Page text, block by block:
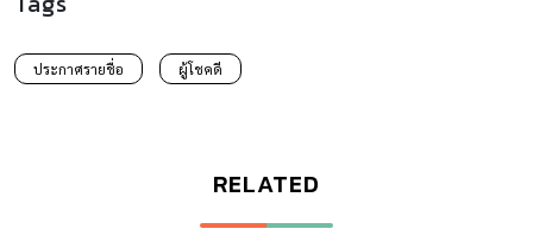
ประกาศรายชื่อ ผู้โชคดี
RELATED